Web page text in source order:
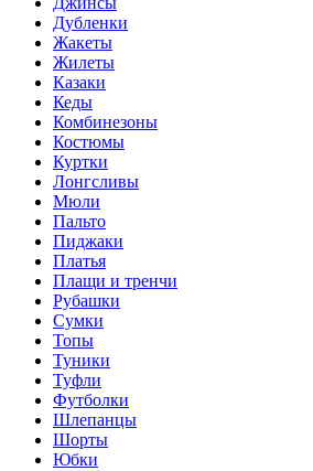
Дубленки
Жакеты
Жилеты
Казаки
Кеды
Комбинезоны
Костюмы
Куртки
Лонгсливы
Мюли
Пальто
Пиджаки
Платья
Плащи и тренчи
Рубашки
Сумки
Топы
Туники
Туфли
Футболки
Шлепанцы
Шорты
Юбки